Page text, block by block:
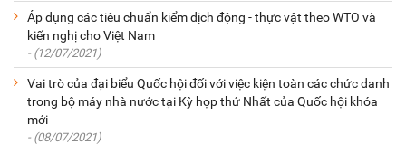
Áp dụng các tiêu chuẩn kiểm dịch động - thực vật theo WTO và
kiến nghị cho Việt Nam
- (12/07/2021)
Vai trò của đại biểu Quốc hội đối với việc kiện toàn các chức danh
trong bộ máy nhà nước tại Kỳ họp thứ Nhất của Quốc hội khóa
mới
- (08/07/2021)